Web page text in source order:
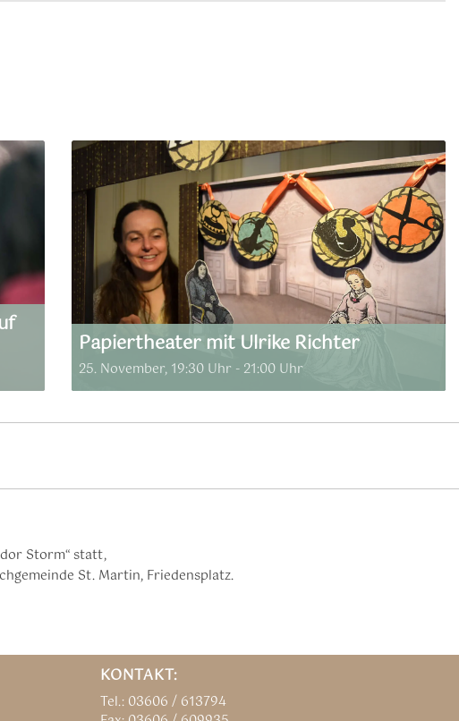
Papiertheater mit Ulrike Richter
25. November, 19:30 Uhr - 21:00 Uhr
Storm“ statt,
St. Martin, Friedensplatz.
KONTAKT:
Tel.: 03606 / 613794